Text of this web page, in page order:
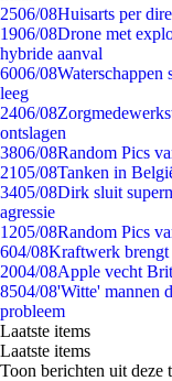
2506/08Huisarts per
1906/08Drone met
hybride aanval
6006/08Waterschappen
leeg
2406/08
ontslagen
3806/08Random Pics
2105/08Tanken in
3405/08Dirk sluit
agressie
1205/08Random Pics
604/08Kraftwerk brengt
2004/08Apple vecht
8504/08'Witte' mannen
probleem
Laatste items
Laatste items
Toon berichten uit deze